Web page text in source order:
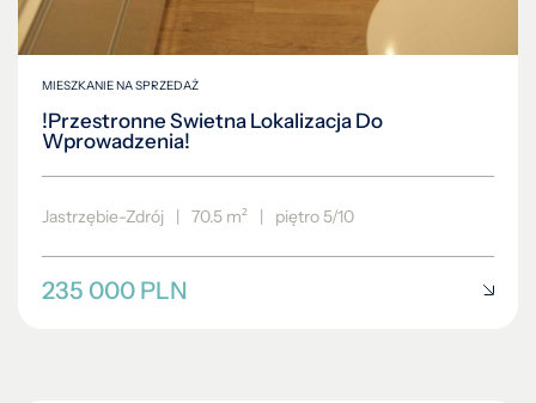
MIESZKANIE NA SPRZEDAŻ
!Przestronne Swietna Lokalizacja Do
Wprowadzenia!
Jastrzębie-Zdrój | 70.5 m² | piętro 5/10
235 000 PLN